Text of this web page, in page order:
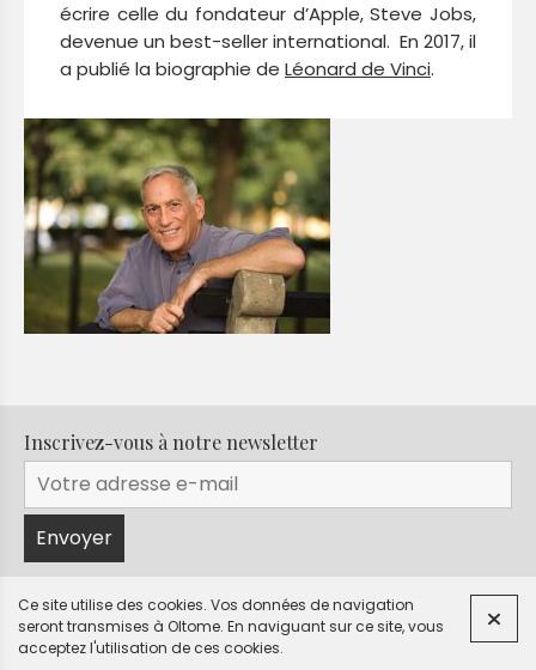
écrire celle du fondateur d’Apple, Steve Jobs,
devenue un best-seller international. En 2017, il
a publié la biographie de Léonard de Vinci.
Inscrivez-vous à notre newsletter
© Oltome 2026 |Mentions légales Contact
Ce site utilise des cookies. Vos données de navigation
seront transmises à Oltome. En naviguant sur ce site, vous
acceptez l'utilisation de ces cookies.